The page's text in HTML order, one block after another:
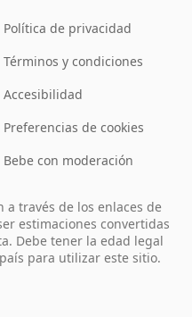
Política de privacidad
Términos y condiciones
Accesibilidad
Preferencias de cookies
Bebe con moderación
a través de los enlaces de
estimaciones convertidas
Debe tener la edad legal
para utilizar este sitio.